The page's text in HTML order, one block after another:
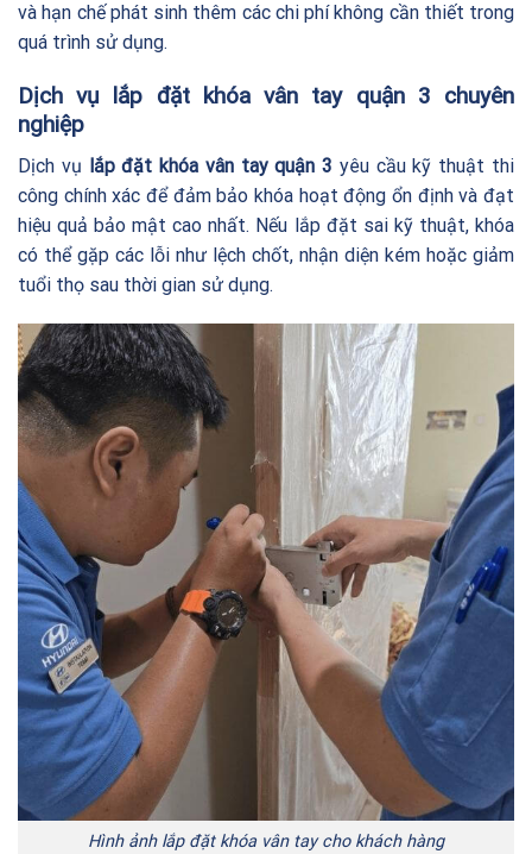
và hạn chế phát sinh thêm các chi phí không cần thiết trong
quá trình sử dụng.
Dịch vụ lắp đặt khóa vân tay quận 3 chuyên
nghiệp
Dịch vụ lắp đặt khóa vân tay quận 3 yêu cầu kỹ thuật thi
công chính xác để đảm bảo khóa hoạt động ổn định và đạt
hiệu quả bảo mật cao nhất. Nếu lắp đặt sai kỹ thuật, khóa
có thể gặp các lỗi như lệch chốt, nhận diện kém hoặc giảm
tuổi thọ sau thời gian sử dụng.
Hình ảnh lắp đặt khóa vân tay cho khách hàng